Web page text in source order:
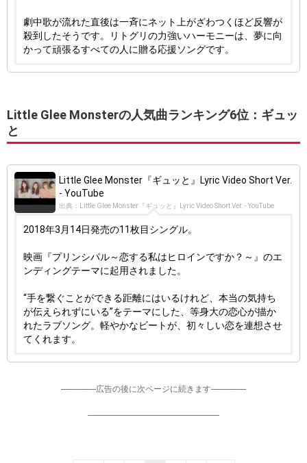
劇中歌が流れた直後は一斉にネット上がざわつくほど反響が
殺到したそうです。リトグリの力強いハーモニーは、夢に向
かって頑張るすべての人に贈る応援ソングです。
Little Glee Monsterの人気曲ランキング6位：ギュッ
と
Little Glee Monster『ギュッと』Lyric Video Short Ver.
- YouTube
出典：Little Glee Monster『ギュッと』Lyric Video Short Ver. - YouTube
2018年3月14日発売の11枚目シングル。
映画『プリンシパル～恋する私はヒロインですか？～』のエ
ンディングテーマに起用されました。
“手を繋ぐことができる距離にはいるけれど、本当の気持ち
が伝えられずにいる”をテーマにした、等身大の恋心が描か
れたラブソング。軽やかなビートが、初々しい恋を連想させ
てくれます。
-----------------広告の後に次ページに続きます-----------------
----------------------------------------------------------------